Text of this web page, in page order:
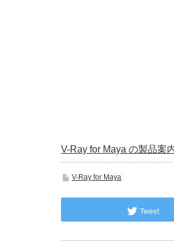
V-Ray for Maya の製品案
V-Ray for Maya
Tweet